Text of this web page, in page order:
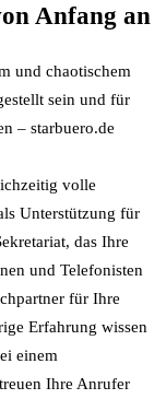
Anfang an
und chaotischem
sein und für
– starbuero.de
volle
Unterstützung für
das Ihre
und Telefonisten
für Ihre
Erfahrung wissen
einem
Ihre Anrufer